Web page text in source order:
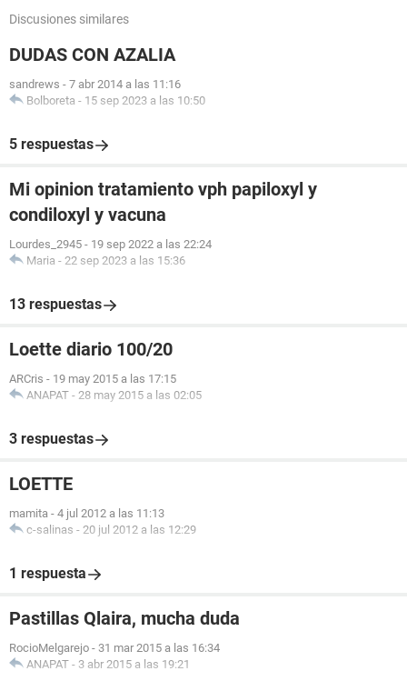
Discusiones similares
DUDAS CON AZALIA
sandrews - 7 abr 2014 a las 11:16
Bolboreta - 15 sep 2023 a las 10:50
5 respuestas
Mi opinion tratamiento vph papiloxyl y
condiloxyl y vacuna
Lourdes_2945 - 19 sep 2022 a las 22:24
Maria - 22 sep 2023 a las 15:36
13 respuestas
Loette diario 100/20
ARCris - 19 may 2015 a las 17:15
ANAPAT - 28 may 2015 a las 02:05
3 respuestas
LOETTE
mamita - 4 jul 2012 a las 11:13
c-salinas - 20 jul 2012 a las 12:29
1 respuesta
Pastillas Qlaira, mucha duda
RocioMelgarejo - 31 mar 2015 a las 16:34
ANAPAT - 3 abr 2015 a las 19:21